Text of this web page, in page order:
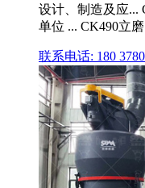
设计、制造及应...
单位 ... CK490立
联系电话: 180 3780